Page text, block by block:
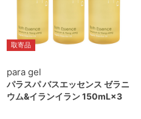
取寄品
para gel
パラスパ バスエッセンス ゼラニ
ウム&イランイラン 150mL×3